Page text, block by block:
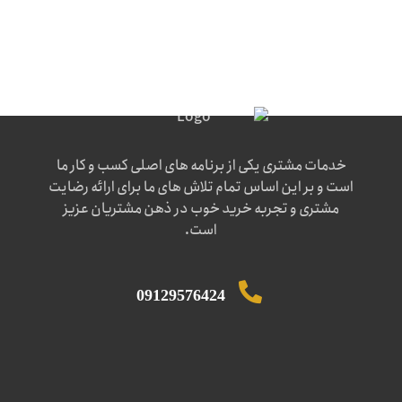
خدمات مشتری یکی از برنامه های اصلی کسب و کار ما
است و بر این اساس تمام تلاش های ما برای ارائه رضایت
مشتری و تجربه خرید خوب در ذهن مشتریان عزیز
است.
09129576424